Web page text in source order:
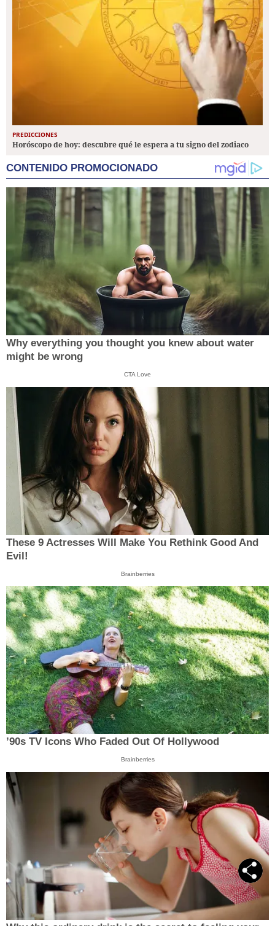
PREDICCIONES
Horóscopo de hoy: descubre qué le espera a tu signo del zodiaco
CONTENIDO PROMOCIONADO
Why everything you thought you knew about water
might be wrong
CTA Love
These 9 Actresses Will Make You Rethink Good And
Evil!
Brainberries
’90s TV Icons Who Faded Out Of Hollywood
Brainberries